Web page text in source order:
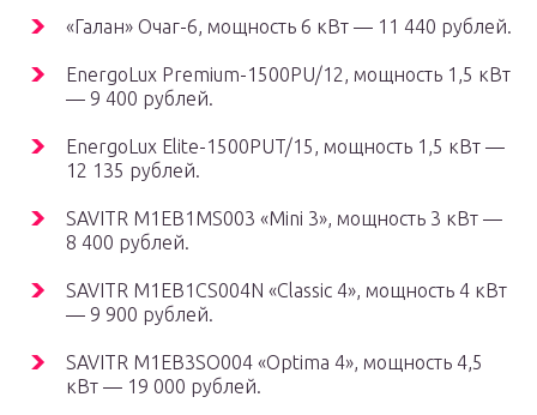
«Галан» Очаг-6, мощность 6 кВт — 11 440 рублей.
EnergoLux Premium-1500PU/12, мощность 1,5 кВт
— 9 400 рублей.
EnergoLux Elite-1500PUT/15, мощность 1,5 кВт —
12 135 рублей.
SAVITR M1EB1MS003 «Mini 3», мощность 3 кВт —
8 400 рублей.
SAVITR M1EB1CS004N «Classic 4», мощность 4 кВт
— 9 900 рублей.
SAVITR M1EB3SO004 «Optima 4», мощность 4,5
кВт — 19 000 рублей.